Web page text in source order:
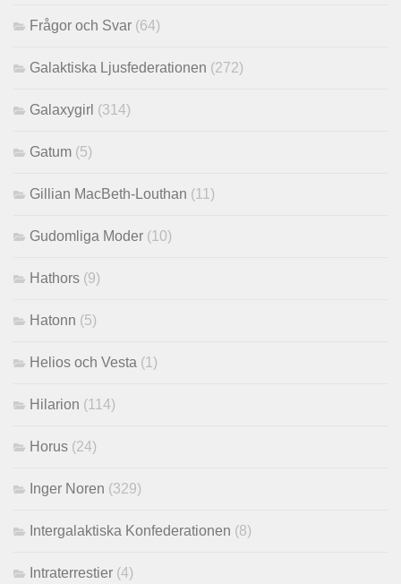
Frågor och Svar (64)
Galaktiska Ljusfederationen (272)
Galaxygirl (314)
Gatum (5)
Gillian MacBeth-Louthan (11)
Gudomliga Moder (10)
Hathors (9)
Hatonn (5)
Helios och Vesta (1)
Hilarion (114)
Horus (24)
Inger Noren (329)
Intergalaktiska Konfederationen (8)
Intraterrestier (4)